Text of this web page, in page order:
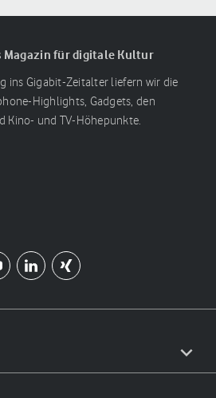
Magazin für digitale Kultur
ins Gigabit-Zeitalter liefern wir die
Highlights, Gadgets, den
Kino- und TV-Höhepunkte.